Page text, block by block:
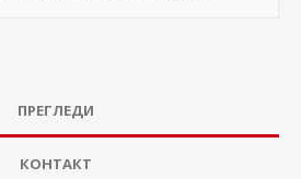
ПРЕГЛЕДИ
КОНТАКТ